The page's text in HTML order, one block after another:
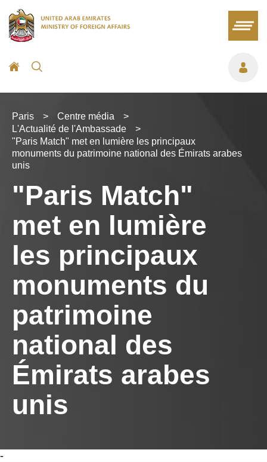
Paris > Centre média
>
L'Actualité de l'Ambassade
>
"Paris Match" met en lumière les principaux
monuments du patrimoine national des Émirats arabes
unis
"Paris Match"
met en lumière
les principaux
monuments du
patrimoine
national des
Émirats arabes
unis
-